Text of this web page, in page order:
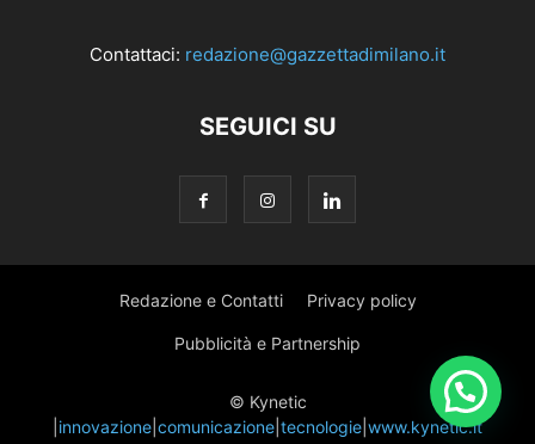
Contattaci: redazione@gazzettadimilano.it
SEGUICI SU
Redazione e Contatti Privacy policy
Pubblicità e Partnership
© Kynetic
innovazione comunicazione tecnologie www.kynetic.it